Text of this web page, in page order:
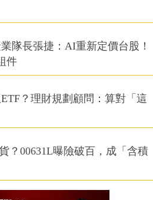
隊長張捷：AI重新定價台股！
件
？理財規劃顧問：算對「這
？00631L曝險破百，成「含積